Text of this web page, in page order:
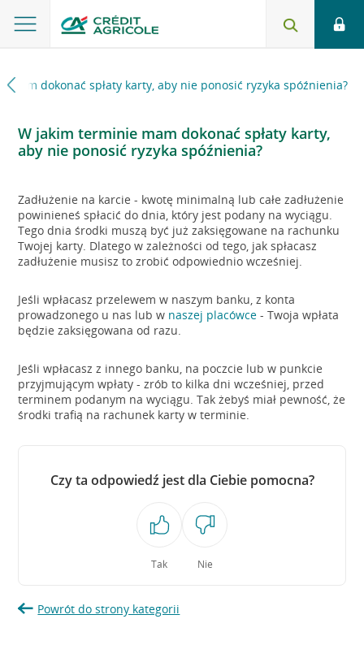
mam dokonać spłaty karty, aby nie ponosić ryzyka spóźnienia?
W jakim terminie mam dokonać spłaty karty,
aby nie ponosić ryzyka spóźnienia?
Zadłużenie na karcie - kwotę minimalną lub całe zadłużenie
powinieneś spłacić do dnia, który jest podany na wyciągu.
Tego dnia środki muszą być już zaksięgowane na rachunku
Twojej karty. Dlatego w zależności od tego, jak spłacasz
zadłużenie musisz to zrobić odpowiednio wcześniej.
Jeśli wpłacasz przelewem w naszym banku, z konta
prowadzonego u nas lub w naszej placówce - Twoja wpłata
będzie zaksięgowana od razu.
Jeśli wpłacasz z innego banku, na poczcie lub w punkcie
przyjmującym wpłaty - zrób to kilka dni wcześniej, przed
terminem podanym na wyciągu. Tak żebyś miał pewność, że
środki trafią na rachunek karty w terminie.
Czy ta odpowiedź jest dla Ciebie pomocna?
Tak Nie
Powrót do strony kategorii